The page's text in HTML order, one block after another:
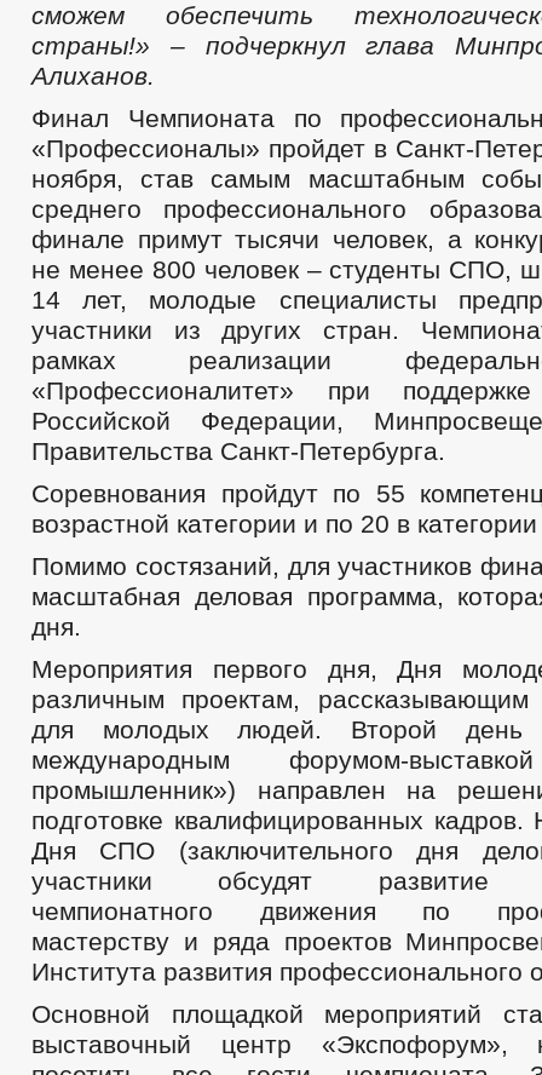
сможем обеспечить
страны!» – подчеркнул глава
Алиханов.
Финал Чемпионата по
«Профессионалы» пройдет в Санкт-
ноября, став самым масштабным
среднего профессионального
финале примут тысячи человек, а
не менее 800 человек – студенты СПО,
14 лет, молодые специалисты
участники из других стран.
рамках реализации
«Профессионалитет» при поддержке
Российской Федерации,
Правительства Санкт-Петербурга.
Соревнования пройдут по 55
возрастной категории и по 20 в
Помимо состязаний, для участников
масштабная деловая программа,
дня.
Мероприятия первого дня, Дня
различным проектам, рассказывающим
для молодых людей. Второй день
международным форумом-
промышленник») направлен на
подготовке квалифицированных кадров.
Дня СПО (заключительного дня
участники обсудят развитие
чемпионатного движения по
мастерству и ряда проектов
Института развития профессионального
Основной площадкой мероприятий
выставочный центр «Экспофорум»,